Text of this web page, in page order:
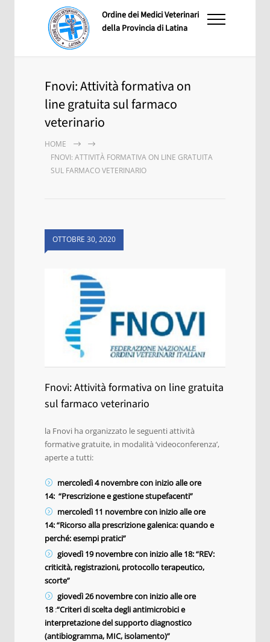
Ordine dei Medici Veterinari
della Provincia di Latina
Fnovi: Attività formativa on
line gratuita sul farmaco
veterinario
HOME
FNOVI: ATTIVITÀ FORMATIVA ON LINE GRATUITA
SUL FARMACO VETERINARIO
OTTOBRE 30, 2020
Fnovi: Attività formativa on line gratuita
sul farmaco veterinario
la Fnovi ha organizzato le seguenti attività
formative gratuite, in modalità ‘videoconferenza’,
aperte a tutti:
mercoledì 4 novembre con inizio alle ore
14: “Prescrizione e gestione stupefacenti”
mercoledì 11 novembre con inizio alle ore
14:“Ricorso alla prescrizione galenica: quando e
perché: esempi pratici”
giovedì 19 novembre con inizio alle 18:“REV:
criticità, registrazioni, protocollo terapeutico,
scorte”
giovedì 26 novembre con inizio alle ore
18:“Criteri di scelta degli antimicrobici e
interpretazione del supporto diagnostico
(antibiogramma, MIC, isolamento)”